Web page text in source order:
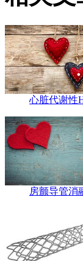
心脏代谢性
房颤导管消